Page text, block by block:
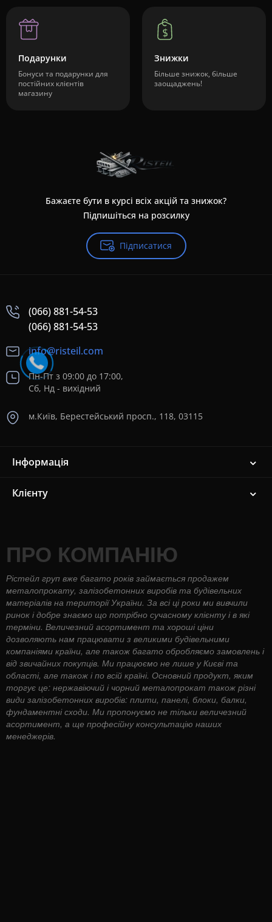
Подарунки
Бонуси та подарунки для
постійних клієнтів
магазину
Знижки
Більше знижок, більше
заощаджень!
Бажаєте бути в курсі всіх акцій та знижок?
Підпишіться на розсилку
Підписатися
(066) 881-54-53
(066) 881-54-53
info@risteil.com
Пн-Пт з 09:00 до 17:00,
Сб, Нд - вихідний
м.Київ, Берестейський просп., 118, 03115
Інформація
Клієнту
ПРО КОМПАНІЮ
Рістейл груп вже багато років займається продажем
металопрокату, залізобетонних виробів та будівельних
матеріалів на території України. За всі ці роки ми вивчили
ринок і добре знаємо що потрібно сучасному клієнту і в які
терміни. Величезний асортимент та хороші ціни
дозволяють нам працювати з великими будівельними
компаніями країни, але також багато обробляємо замовлень і
від звичайних покупців. Ми працюємо не лише у Києві та
області, але також і по всій країні. Основний продукт, яким
торгує це: нержавіючий і чорний металопрокат також різні
види залізобетонних виробів: плити, панелі, блоки, балки,
фундаментні сходи. Ми пропонуємо не тільки величезний
асортимент, а ще професійну консультацію наших
менеджерів.